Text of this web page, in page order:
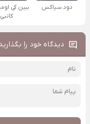
دود سیاکس
ببین کی
کاتبی
دیدگاه خود را